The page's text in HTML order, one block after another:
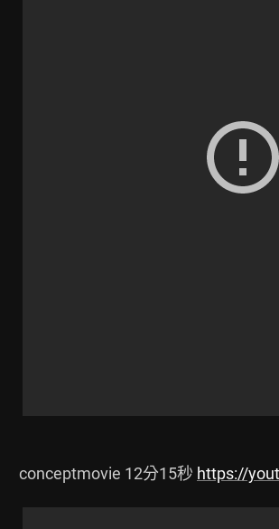
conceptmovie 12分15秒 https://